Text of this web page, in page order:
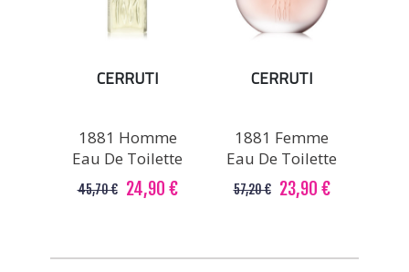
CERRUTI
1881 Homme
Eau De Toilette
45,70 € 24,90 €
CERRUTI
1881 Femme
Eau De Toilette
57,20 € 23,90 €